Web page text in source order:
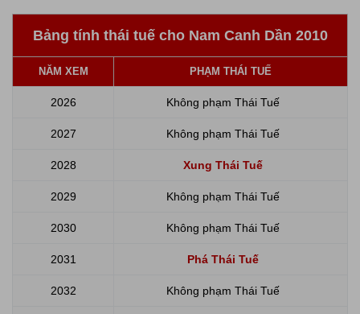
Bảng tính thái tuế cho Nam Canh Dần 2010
NĂM XEM PHẠM THÁI TUẾ
2026 Không phạm Thái Tuế
2027 Không phạm Thái Tuế
2028 Xung Thái Tuế
2029 Không phạm Thái Tuế
2030 Không phạm Thái Tuế
2031 Phá Thái Tuế
2032 Không phạm Thái Tuế